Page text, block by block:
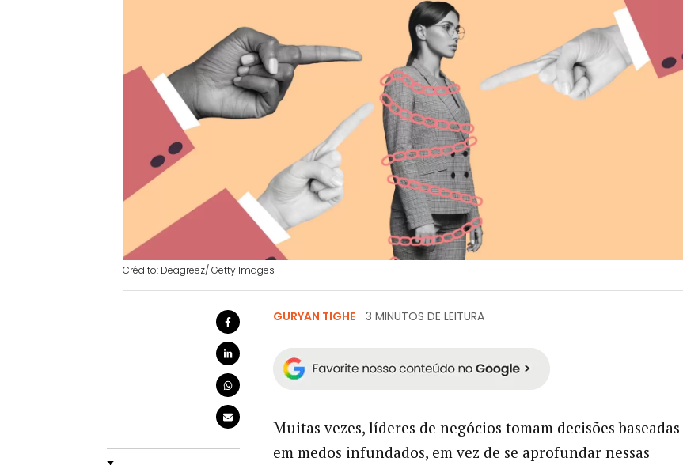
Crédito: Deagreez/ Getty Images
GURYAN TIGHE 3 MINUTOS DE LEITURA
Muitas vezes, líderes de negócios tomam decisões baseadas
em medos infundados, em vez de se aprofundar nessas